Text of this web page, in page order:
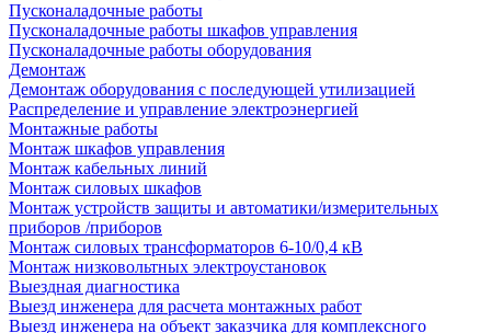
Пусконаладочные работы
Пусконаладочные работы шкафов управления
Пусконаладочные работы оборудования
Демонтаж
Демонтаж оборудования с последующей утилизацией
Распределение и управление электроэнергией
Монтажные работы
Монтаж шкафов управления
Монтаж кабельных линий
Монтаж силовых шкафов
Монтаж устройств защиты и автоматики/измерительных
приборов /приборов
Монтаж силовых трансформаторов 6-10/0,4 кВ
Монтаж низковольтных электроустановок
Выездная диагностика
Выезд инженера для расчета монтажных работ
Выезд инженера на объект заказчика для комплексного